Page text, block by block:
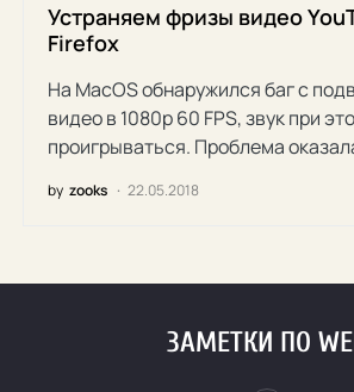
Устраняем фризы видео
Firefox
На MacOS обнаружился баг с
видео в 1080p 60 FPS, звук при
проигрываться. Проблема
by zooks 22.05.2018
ЗАМЕТКИ ПО